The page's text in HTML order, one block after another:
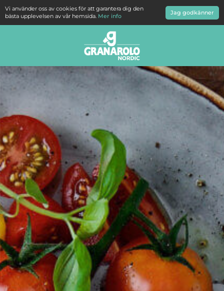
Vi använder oss av cookies för att garantera dig den
bästa upplevelsen av vår hemsida. Mer info
Jag godkänner